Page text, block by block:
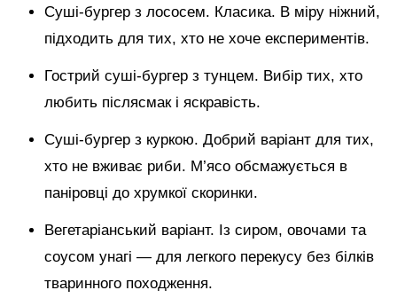
Суші-бургер з лососем. Класика. В міру ніжний,
підходить для тих, хто не хоче експериментів.
Гострий суші-бургер з тунцем. Вибір тих, хто
любить післясмак і яскравість.
Суші-бургер з куркою. Добрий варіант для тих,
хто не вживає риби. М’ясо обсмажується в
паніровці до хрумкої скоринки.
Вегетаріанський варіант. Із сиром, овочами та
соусом унагі — для легкого перекусу без білків
тваринного походження.